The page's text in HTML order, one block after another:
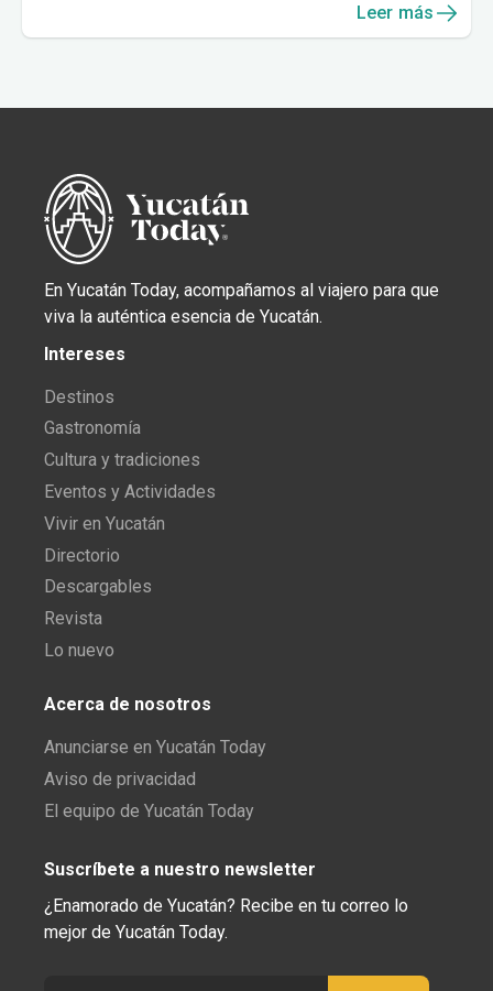
Leer más
En Yucatán Today, acompañamos al viajero para que
viva la auténtica esencia de Yucatán.
Intereses
Destinos
Gastronomía
Cultura y tradiciones
Eventos y Actividades
Vivir en Yucatán
Directorio
Descargables
Revista
Lo nuevo
Acerca de nosotros
Anunciarse en Yucatán Today
Aviso de privacidad
El equipo de Yucatán Today
Suscríbete a nuestro newsletter
¿Enamorado de Yucatán? Recibe en tu correo lo
mejor de Yucatán Today.